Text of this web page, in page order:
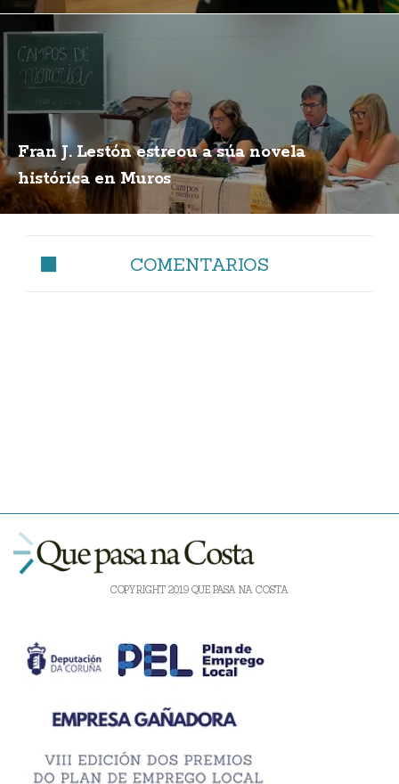
Fran J. Lestón estreou a súa novela
histórica en Muros
COMENTARIOS
COPYRIGHT 2019 QUE PASA NA COSTA